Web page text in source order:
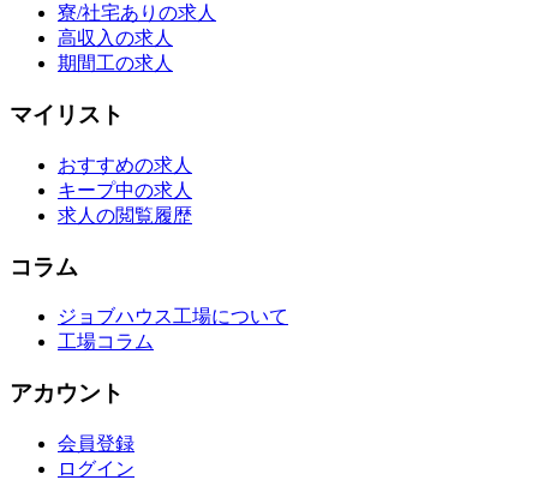
寮/社宅ありの求人
高収入の求人
期間工の求人
マイリスト
おすすめの求人
キープ中の求人
求人の閲覧履歴
コラム
ジョブハウス工場について
工場コラム
アカウント
会員登録
ログイン